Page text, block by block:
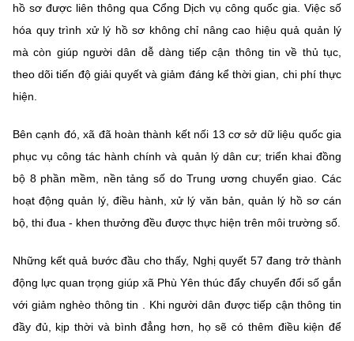
hồ sơ được liên thông qua Cổng Dịch vụ công quốc gia. Việc số
hóa quy trình xử lý hồ sơ không chỉ nâng cao hiệu quả quản lý
mà còn giúp người dân dễ dàng tiếp cận thông tin về thủ tục,
theo dõi tiến độ giải quyết và giảm đáng kể thời gian, chi phí thực
hiện.
Bên cạnh đó, xã đã hoàn thành kết nối 13 cơ sở dữ liệu quốc gia
phục vụ công tác hành chính và quản lý dân cư; triển khai đồng
bộ 8 phần mềm, nền tảng số do Trung ương chuyển giao. Các
hoạt động quản lý, điều hành, xử lý văn bản, quản lý hồ sơ cán
bộ, thi đua - khen thưởng đều được thực hiện trên môi trường số.
Những kết quả bước đầu cho thấy, Nghị quyết 57 đang trở thành
động lực quan trọng giúp xã Phù Yên thúc đẩy chuyển đổi số gắn
với giảm nghèo thông tin . Khi người dân được tiếp cận thông tin
đầy đủ, kịp thời và bình đẳng hơn, họ sẽ có thêm điều kiện để